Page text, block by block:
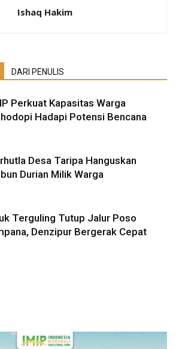
Ishaq Hakim
DARI PENULIS
Perkuat Kapasitas Warga
Hadapi Potensi Bencana
Desa Taripa Hanguskan
Durian Milik Warga
Terguling Tutup Jalur Poso
Denzipur Bergerak Cepat